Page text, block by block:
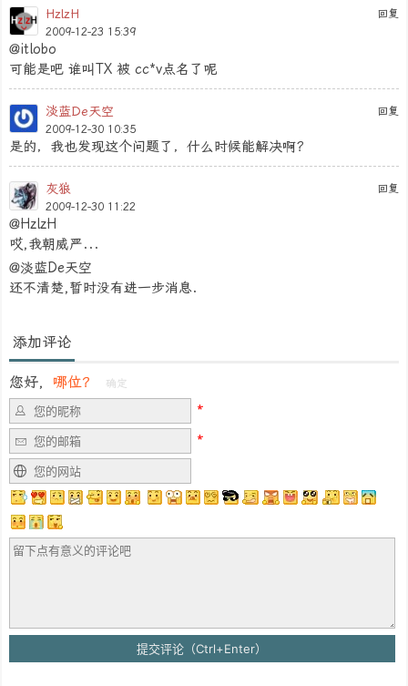
回复
HzlzH
2009-12-23 15:39
@itlobo
可能是吧 谁叫TX 被 cc*v点名了呢
回复
淡蓝De天空
2009-12-30 10:35
是的，我也发现这个问题了，什么时候能解决啊？
回复
灰狼
2009-12-30 11:22
@HzlzH
哎,我朝威严...
@淡蓝De天空
还不清楚,暂时没有进一步消息.
添加评论
您好， 哪位？ 确定